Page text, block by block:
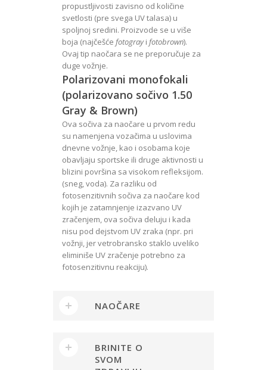
propustljivosti zavisno od količine
svetlosti (pre svega UV talasa) u
spoljnoj sredini. Proizvode se u više
boja (najčešće fotograyi fotobrown).
Ovaj tip naočara se ne preporučuje za
duge vožnje.
Polarizovani monofokali
(polarizovano sočivo 1.50
Gray & Brown)
Ova sočiva za naočare u prvom redu
su namenjena vozačima u uslovima
dnevne vožnje, kao i osobama koje
obavljaju sportske ili druge aktivnosti u
blizini površina sa visokom refleksijom.
(sneg, voda). Za razliku od
fotosenzitivnih sočiva za naočare kod
kojih je zatamnjenje izazvano UV
zračenjem, ova sočiva deluju i kada
nisu pod dejstvom UV zraka (npr. pri
vožnji, jer vetrobransko staklo uveliko
eliminiše UV zračenje potrebno za
fotosenzitivnu reakciju).
NAOČARE
BRINITE O
SVOM